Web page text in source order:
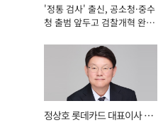
서관
'정통 검사' 출신, 공소청·중수
청 출범 앞두고 검찰개혁 완수
정상호 롯데카드 대표이사 사